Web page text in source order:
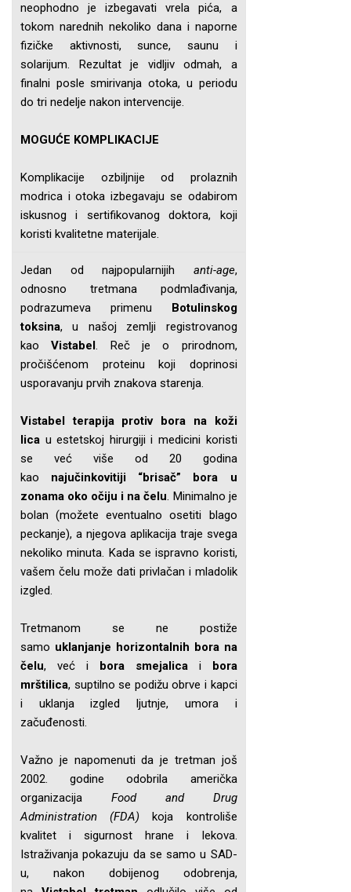
neophodno je izbegavati vrela pića, a
tokom narednih nekoliko dana i naporne
fizičke aktivnosti, sunce, saunu i
solarijum. Rezultat je vidljiv odmah, a
finalni posle smirivanja otoka, u periodu
do tri nedelje nakon intervencije.
MOGUĆE KOMPLIKACIJE
Komplikacije ozbiljnije od prolaznih
modrica i otoka izbegavaju se odabirom
iskusnog i sertifikovanog doktora, koji
koristi kvalitetne materijale.
Jedan od najpopularnijih anti-age,
odnosno tretmana podmlađivanja,
podrazumeva primenu Botulinskog
toksina, u našoj zemlji registrovanog
kaoVistabel. Reč je o prirodnom,
pročišćenom proteinu koji doprinosi
usporavanju prvih znakova starenja.
Vistabel terapija protiv bora na koži
lica u estetskoj hirurgiji i medicini koristi
se već više od 20 godina
kao najučinkovitiji “brisač” bora u
zonama oko očiju i na čelu. Minimalno je
bolan (možete eventualno osetiti blago
peckanje), a njegova aplikacija traje svega
nekoliko minuta. Kada se ispravno koristi,
vašem čelu može dati privlačan i mladolik
izgled.
Tretmanom se ne postiže
samo uklanjanje horizontalnih bora na
čelu, već i bora smejalicai bora
mrštilica, suptilno se podižu obrve i kapci
i uklanja izgled ljutnje, umora i
začuđenosti.
Važno je napomenuti da je tretman još
2002. godine odobrila američka
organizacija Food and Drug
Administration (FDA) koja kontroliše
kvalitet i sigurnost hrane i lekova.
Istraživanja pokazuju da se samo u SAD-
u, nakon dobijenog odobrenja,